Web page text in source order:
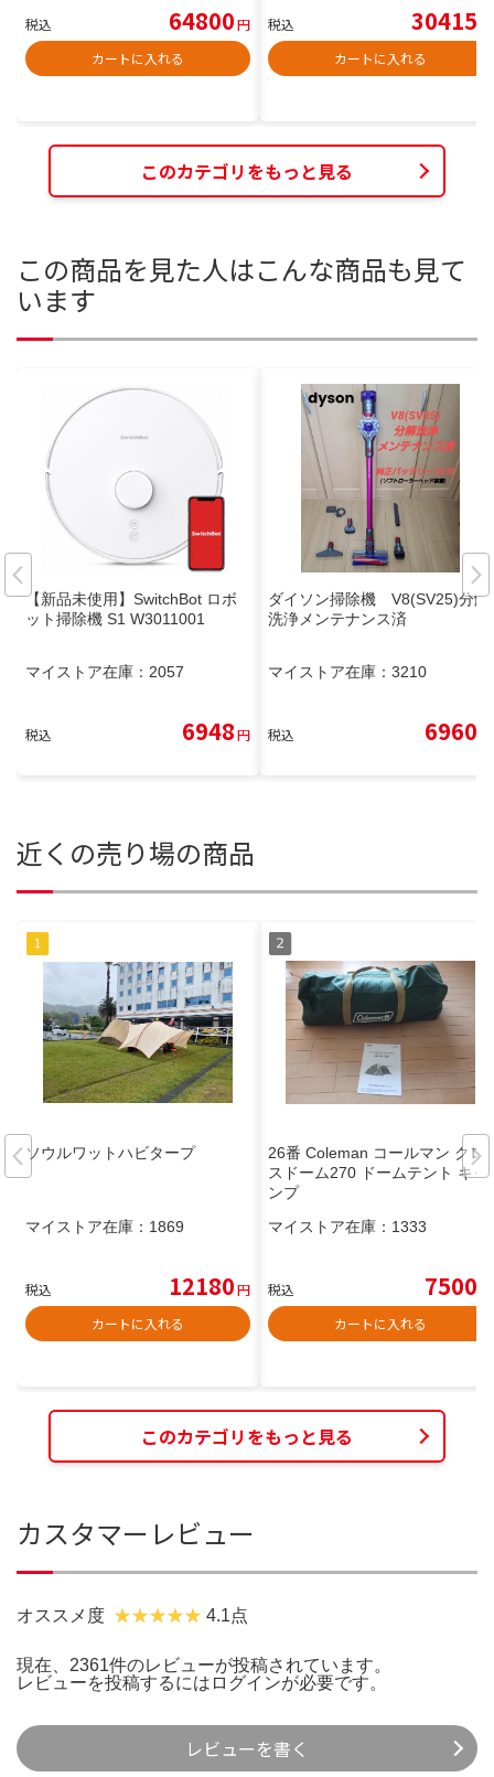
税込 64800円
カートに入れる
税込 30415
カートに入れる
このカテゴリをもっと見る
この商品を見た人はこんな商品も見て
います
【新品未使用】SwitchBot ロボ
ット掃除機 S1 W3011001
マイストア在庫： 2057
税込 6948円
ダイソン掃除機 V8(SV25)分解
洗浄メンテナンス済
マイストア在庫： 3210
税込 6960
近くの売り場の商品
ソウルワットハビタープ
マイストア在庫： 1869
税込 12180円
カートに入れる
26番 Coleman コールマン クロ
スドーム270 ドームテント キャ
ンプ
マイストア在庫： 1333
税込 7500
カートに入れる
このカテゴリをもっと見る
カスタマーレビュー
オススメ度 4.1点
現在、2361件のレビューが投稿されています。
レビューを投稿するには ログインが必要です。
レビューを書く